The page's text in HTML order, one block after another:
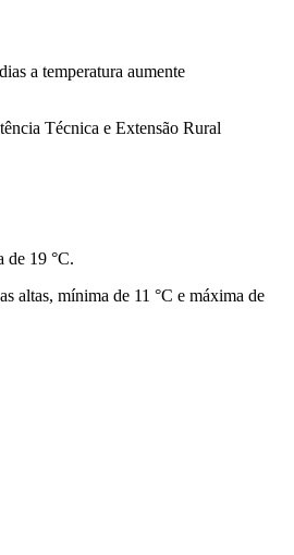
a temperatura aumente
Técnica e Extensão Rural
de 19 °C.
altas, mínima de 11 °C e máxima de